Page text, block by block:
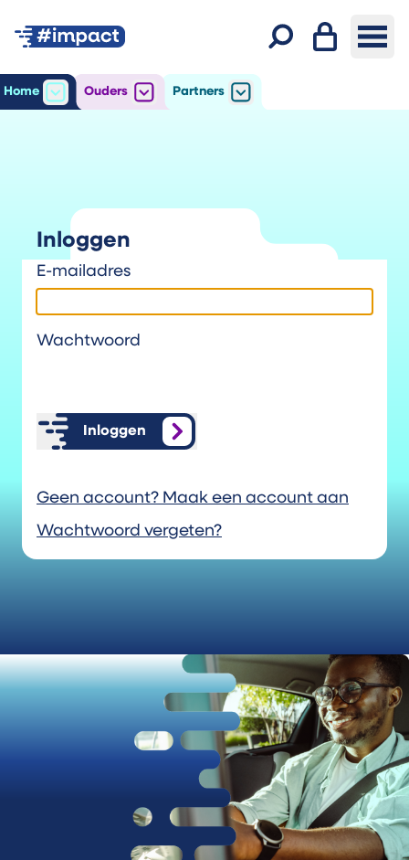
Inloggen
Home
Openhet submenu voor Home
Ouders
Open
het submenu voor Ouders
Partners
Openhet submenu voor
Inloggen
E-mailadres
Wachtwoord
Inloggen
Geen account? Maak een account aan
Wachtwoord vergeten?